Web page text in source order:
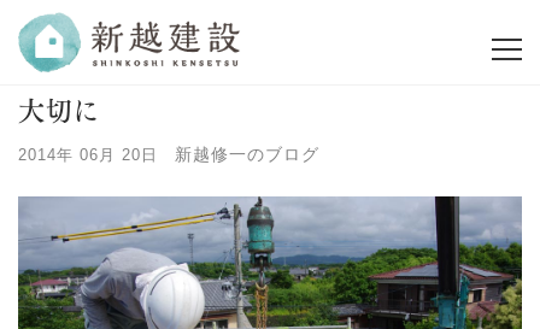
大切に
2014年 06月 20日 新越修一のブログ